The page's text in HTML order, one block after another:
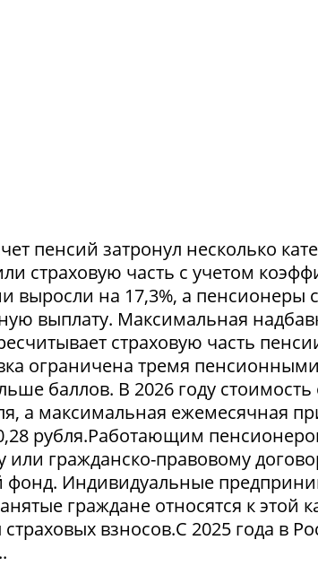
пенсий затронул несколько
страховую часть с учетом
выросли на 17,3%, а пенсионеры
выплату. Максимальная
страховую часть
ограничена тремя
баллов. В 2026 году
а максимальная ежемесячная
рубля.Работающим
или гражданско-правовому
Индивидуальные
граждане относятся к этой
взносов.С 2025 года в